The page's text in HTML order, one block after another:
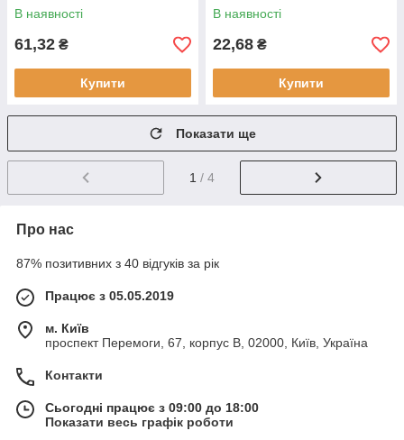
В наявності
61,32 ₴
Купити
В наявності
22,68 ₴
Купити
Показати ще
1 / 4
Про нас
87% позитивних з 40 відгуків за рік
Працює з 05.05.2019
м. Київ
проспект Перемоги, 67, корпус В, 02000, Київ, Україна
Контакти
Сьогодні працює з 09:00 до 18:00
Показати весь графік роботи